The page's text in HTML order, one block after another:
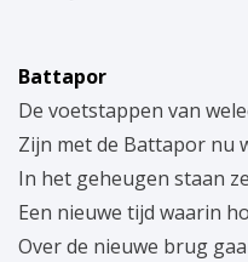
Battapor
De voetstappen van
Zijn met de Battapor nu
In het geheugen staan
Een nieuwe tijd waarin
Over de nieuwe brug